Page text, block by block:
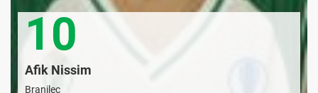
10
Afik Nissim
Branilec